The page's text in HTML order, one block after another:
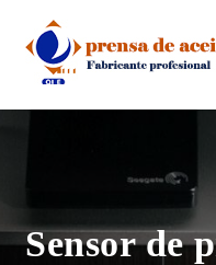
content
Sensor de